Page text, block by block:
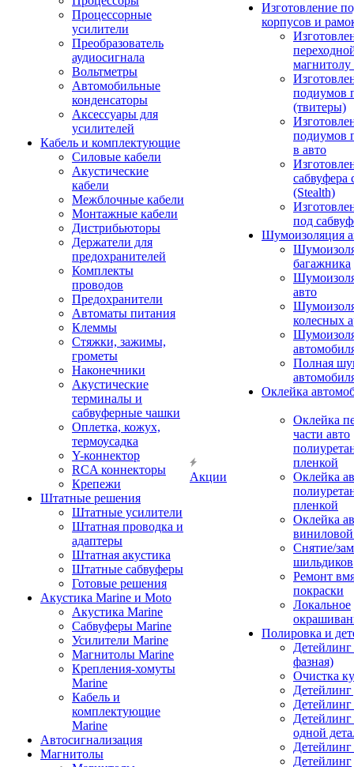
Процессорные
усилители
Преобразователь
аудиосигнала
Вольтметры
Автомобильные
конденсаторы
Аксессуары для
усилителей
Кабель и комплектующие
Силовые кабели
Акустические
кабели
Межблочные кабели
Монтажные кабели
Дистрибьюторы
Держатели для
предохранителей
Комплекты
проводов
Предохранители
Автоматы питания
Клеммы
Стяжки, зажимы,
грометы
Наконечники
Акустические
терминалы и
сабвуферные чашки
Оплетка, кожух,
термоусадка
Y-коннектор
RCA коннекторы
Крепежи
Штатные решения
Штатные усилители
Штатная проводка и
адаптеры
Штатная акустика
Штатные сабвуферы
Готовые решения
Акустика Marine и Moto
Акустика Marine
Сабвуферы Marine
Усилители Marine
Магнитолы Marine
Крепления-хомуты
Marine
Кабель и
комплектующие
Marine
Автосигнализация
Магнитолы
Акции
Изготовление
корпусов и
подиумов
(твитеры)
подиумов
в авто
сабвуфера
(Stealth)
под
Шумоизоляция
багажника
авто
колесных
Полная
Оклейка
Оклейка
части авто
пленкой
Оклейка
пленкой
Оклейка
Снятие/
шильдиков
Ремонт
покраски
Локальное
Полировка и
фазная)
Очистка
Детейлинг
одной
Детейлинг